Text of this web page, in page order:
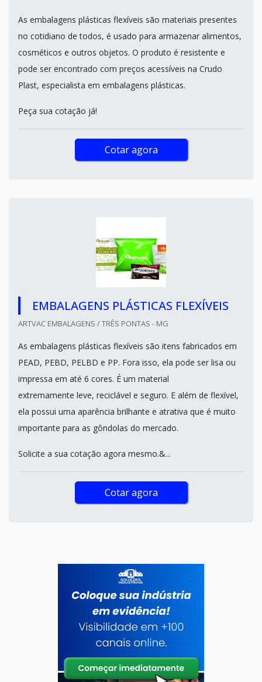
As embalagens plásticas flexíveis são materiais presentes
no cotidiano de todos, é usado para armazenar alimentos,
cosméticos e outros objetos. O produto é resistente e
pode ser encontrado com preços acessíveis na Crudo
Plast, especialista em embalagens plásticas.
Peça sua cotação já!
Cotar agora
EMBALAGENS PLÁSTICAS FLEXÍVEIS
ARTVAC EMBALAGENS / TRÊS PONTAS - MG
As embalagens plásticas flexíveis são itens fabricados em
PEAD, PEBD, PELBD e PP. Fora isso, ela pode ser lisa ou
impressa em até 6 cores. É um material
extremamente leve, reciclável e seguro. E além de flexível,
ela possui uma aparência brilhante e atrativa que é muito
importante para as gôndolas do mercado.
Solicite a sua cotação agora mesmo.&...
Cotar agora